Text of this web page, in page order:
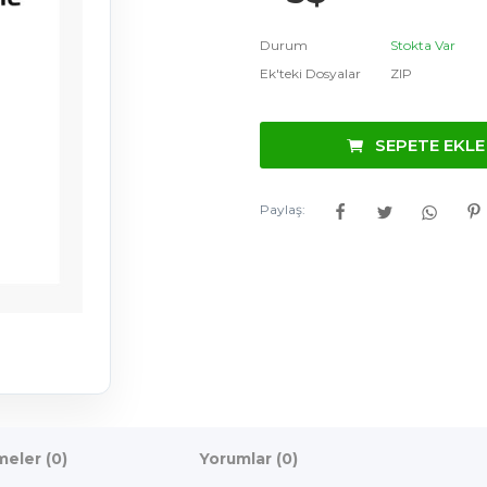
Durum
Stokta Var
Ek'teki Dosyalar
ZIP
SEPETE EKLE
Paylaş:
(0) Yorumlar (0)